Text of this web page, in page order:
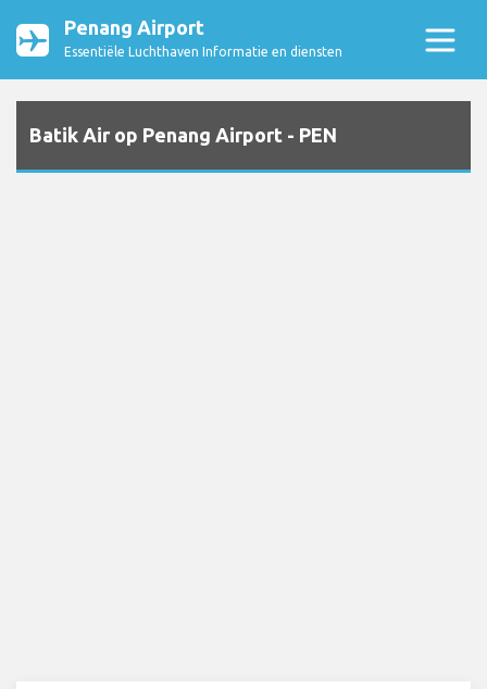
Penang Airport
Essentiële Luchthaven Informatie en diensten
Batik Air op Penang Airport - PEN